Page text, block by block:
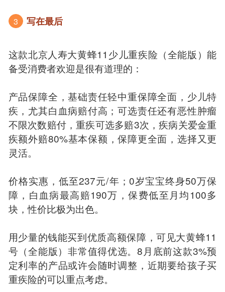
3 写在最后
这款北京人寿大黄蜂11少儿重疾险（全能版）能
备受消费者欢迎是很有道理的：
产品保障全，基础责任轻中重保障全面，少儿特
疾，尤其白血病赔付高；可选责任还有恶性肿瘤
不限次数赔付，重疾可选多赔3次，疾病关爱金重
疾额外赔80%基本保额，保障更全面，选择又更
灵活。
价格实惠，低至237元/年；0岁宝宝终身50万保
障，白血病最高赔190万，保费低至月均100多
块，性价比极为出色。
用少量的钱能买到优质高额保障，可见大黄蜂11
号（全能版）非常值得优选。8月底前这款3%预
定利率的产品或许会随时调整，近期要给孩子买
重疾险的可以重点考虑。